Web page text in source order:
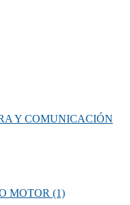
Y COMUNICACIÓN
MOTOR (1)